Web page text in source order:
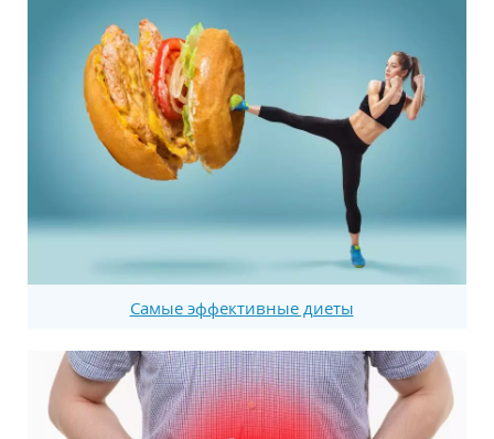
Самые эффективные диеты